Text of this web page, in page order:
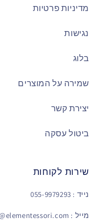
מדיניות פרטיות
נגישות
בלוג
שמירה על המוצרים
יצירת קשר
ביטול עסקה
שירות לקוחות
נייד : 055-9979293
מייל : sarit@elementessori.com